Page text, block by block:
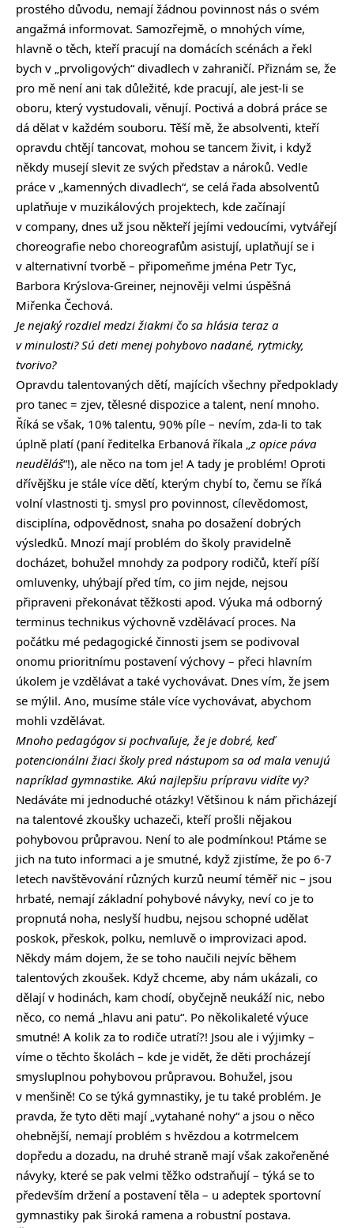
prostého důvodu, nemají žádnou povinnost nás o svém
angažmá informovat. Samozřejmě, o mnohých víme,
hlavně o těch, kteří pracují na domácích scénách a řekl
bych v „prvoligových“ divadlech v zahraničí. Přiznám se, že
pro mě není ani tak důležité, kde pracují, ale jest-li se
oboru, který vystudovali, věnují. Poctivá a dobrá práce se
dá dělat v každém souboru. Těší mě, že absolventi, kteří
opravdu chtějí tancovat, mohou se tancem živit, i když
někdy musejí slevit ze svých představ a nároků. Vedle
práce v „kamenných divadlech“, se celá řada absolventů
uplatňuje v muzikálových projektech, kde začínají
v company, dnes už jsou někteří jejími vedoucími, vytvářejí
choreografie nebo choreografům asistují, uplatňují se i
v alternativní tvorbě – připomeňme jména Petr Tyc,
Barbora Krýslova-Greiner, nejnověji velmi úspěšná
Miřenka Čechová.
Je nejaký rozdiel medzi žiakmi čo sa hlásia teraz a
v minulosti? Sú deti menej pohybovo nadané, rytmicky,
tvorivo?
Opravdu talentovaných dětí, majících všechny předpoklady
pro tanec = zjev, tělesné dispozice a talent, není mnoho.
Říká se však, 10% talentu, 90% píle – nevím, zda-li to tak
úplně platí (paní ředitelka Erbanová říkala „z opice páva
neuděláš“!), ale něco na tom je! A tady je problém! Oproti
dřívějšku je stále více dětí, kterým chybí to, čemu se říká
volní vlastnosti tj. smysl pro povinnost, cílevědomost,
disciplína, odpovědnost, snaha po dosažení dobrých
výsledků. Mnozí mají problém do školy pravidelně
docházet, bohužel mnohdy za podpory rodičů, kteří píší
omluvenky, uhýbají před tím, co jim nejde, nejsou
připraveni překonávat těžkosti apod. Výuka má odborný
terminus technikus výchovně vzdělávací proces. Na
počátku mé pedagogické činnosti jsem se podivoval
onomu prioritnímu postavení výchovy – přeci hlavním
úkolem je vzdělávat a také vychovávat. Dnes vím, že jsem
se mýlil. Ano, musíme stále více vychovávat, abychom
mohli vzdělávat.
Mnoho pedagógov si pochvaľuje, že je dobré, keď
potencionálni žiaci školy pred nástupom sa od mala venujú
napríklad gymnastike. Akú najlepšiu prípravu vidíte vy?
Nedáváte mi jednoduché otázky! Většinou k nám přicházejí
na talentové zkoušky uchazeči, kteří prošli nějakou
pohybovou průpravou. Není to ale podmínkou! Ptáme se
jich na tuto informaci a je smutné, když zjistíme, že po 6-7
letech navštěvování různých kurzů neumí téměř nic – jsou
hrbaté, nemají základní pohybové návyky, neví co je to
propnutá noha, neslyší hudbu, nejsou schopné udělat
poskok, přeskok, polku, nemluvě o improvizaci apod.
Někdy mám dojem, že se toho naučili nejvíc během
talentových zkoušek. Když chceme, aby nám ukázali, co
dělají v hodinách, kam chodí, obyčejně neukáží nic, nebo
něco, co nemá „hlavu ani patu“. Po několikaleté výuce
smutné! A kolik za to rodiče utratí?! Jsou ale i výjimky –
víme o těchto školách – kde je vidět, že děti procházejí
smysluplnou pohybovou průpravou. Bohužel, jsou
v menšině! Co se týká gymnastiky, je tu také problém. Je
pravda, že tyto děti mají „vytahané nohy“ a jsou o něco
ohebnější, nemají problém s hvězdou a kotrmelcem
dopředu a dozadu, na druhé straně mají však zakořeněné
návyky, které se pak velmi těžko odstraňují – týká se to
především držení a postavení těla – u adeptek sportovní
gymnastiky pak široká ramena a robustní postava.